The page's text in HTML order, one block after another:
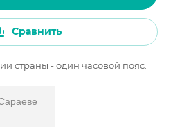
Сравнить
страны - один часовой пояс.